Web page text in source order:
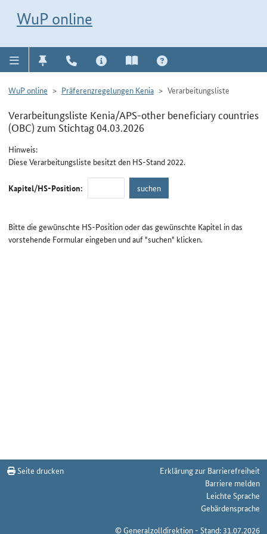
WuP online
WuP online Präferenzregelungen Kenia Verarbeitungsliste
Verarbeitungsliste Kenia/APS-other beneficiary countries
(OBC) zum Stichtag 04.03.2026
Hinweis:
Diese Verarbeitungsliste besitzt den HS-Stand 2022.
Kapitel/HS-Position:
Bitte die gewünschte HS-Position oder das gewünschte Kapitel in das
vorstehende Formular eingeben und auf "suchen" klicken.
Seite drucken
Erklärung zur Barrierefreiheit
Barriere melden
Leichte Sprache
Gebärdensprache
© Generalzolldirektion - Stand: 31.07.2026